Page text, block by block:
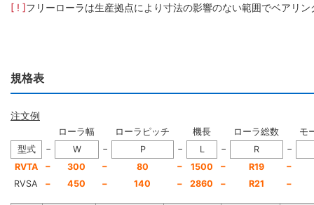
[ ! ]フリーローラは生産拠点により寸法の影響のない範囲でベアリ
規格表
注文例
ローラ幅 ローラピッチ 機長 ローラ総数
モ
型式
− W − P − L − R
−
RVTA
− 300 − 80 − 1500 − R19
−
RVSA
− 450 − 140 − 2860 − R21 −